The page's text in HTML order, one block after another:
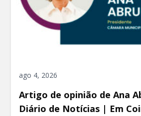
ago 4, 2026
Artigo de opinião de Ana
Diário de Notícias | Em